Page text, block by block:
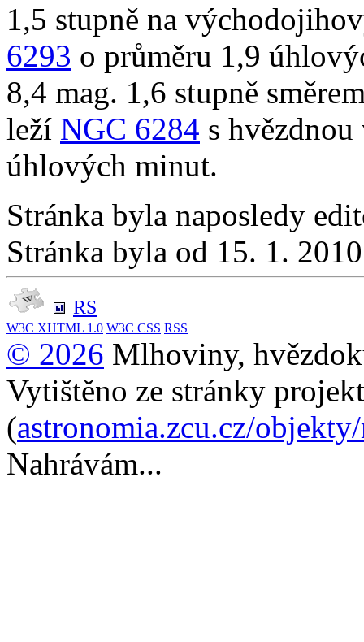
1,5 stupně na
6293 o průměru 1,9
8,4 mag. 1,6 stupně
leží NGC 6284 s
úhlových minut.
Stránka byla naposledy
Stránka byla od 15. 1.
RS
W3C XHTML 1.0 W3C CSS RSS
© 2026 Mlhoviny,
Vytištěno ze stránky
(astronomia.zcu.cz/
Nahrávám...